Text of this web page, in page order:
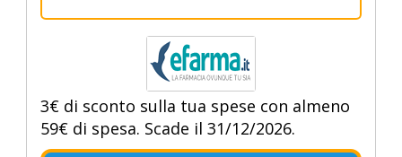
3€ di sconto sulla tua spese con almeno
59€ di spesa. Scade il 31/12/2026.